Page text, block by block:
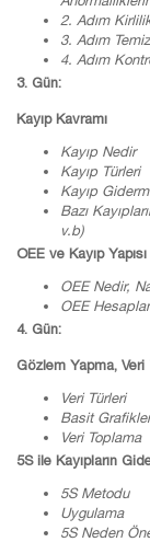
2. Adım
3. Adım
4. Adım
3. Gün:
Kayıp Kavramı
Kayıp Nedir
Kayıp Türleri
Kayıp
Bazı
v.b)
OEE ve Kayıp
OEE Nedir,
OEE
4. Gün:
Gözlem Yapma,
Veri Türleri
Basit
Veri Toplama
5S ile Kayıpların
5S Metodu
Uygulama
5S Neden